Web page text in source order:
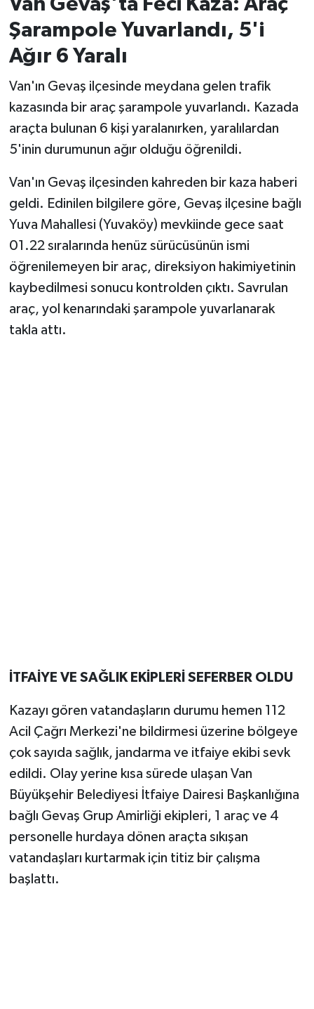
Van Gevaş'ta Feci Kaza: Araç
Şarampole Yuvarlandı, 5'i
Ağır 6 Yaralı
Van'ın Gevaş ilçesinde meydana gelen trafik
kazasında bir araç şarampole yuvarlandı. Kazada
araçta bulunan 6 kişi yaralanırken, yaralılardan
5'inin durumunun ağır olduğu öğrenildi.
Van'ın Gevaş ilçesinden kahreden bir kaza haberi
geldi. Edinilen bilgilere göre, Gevaş ilçesine bağlı
Yuva Mahallesi (Yuvaköy) mevkiinde gece saat
01.22 sıralarında henüz sürücüsünün ismi
öğrenilemeyen bir araç, direksiyon hakimiyetinin
kaybedilmesi sonucu kontrolden çıktı. Savrulan
araç, yol kenarındaki şarampole yuvarlanarak
takla attı.
İTFAİYE VE SAĞLIK EKİPLERİ SEFERBER OLDU
Kazayı gören vatandaşların durumu hemen 112
Acil Çağrı Merkezi'ne bildirmesi üzerine bölgeye
çok sayıda sağlık, jandarma ve itfaiye ekibi sevk
edildi. Olay yerine kısa sürede ulaşan Van
Büyükşehir Belediyesi İtfaiye Dairesi Başkanlığına
bağlı Gevaş Grup Amirliği ekipleri, 1 araç ve 4
personelle hurdaya dönen araçta sıkışan
vatandaşları kurtarmak için titiz bir çalışma
başlattı.